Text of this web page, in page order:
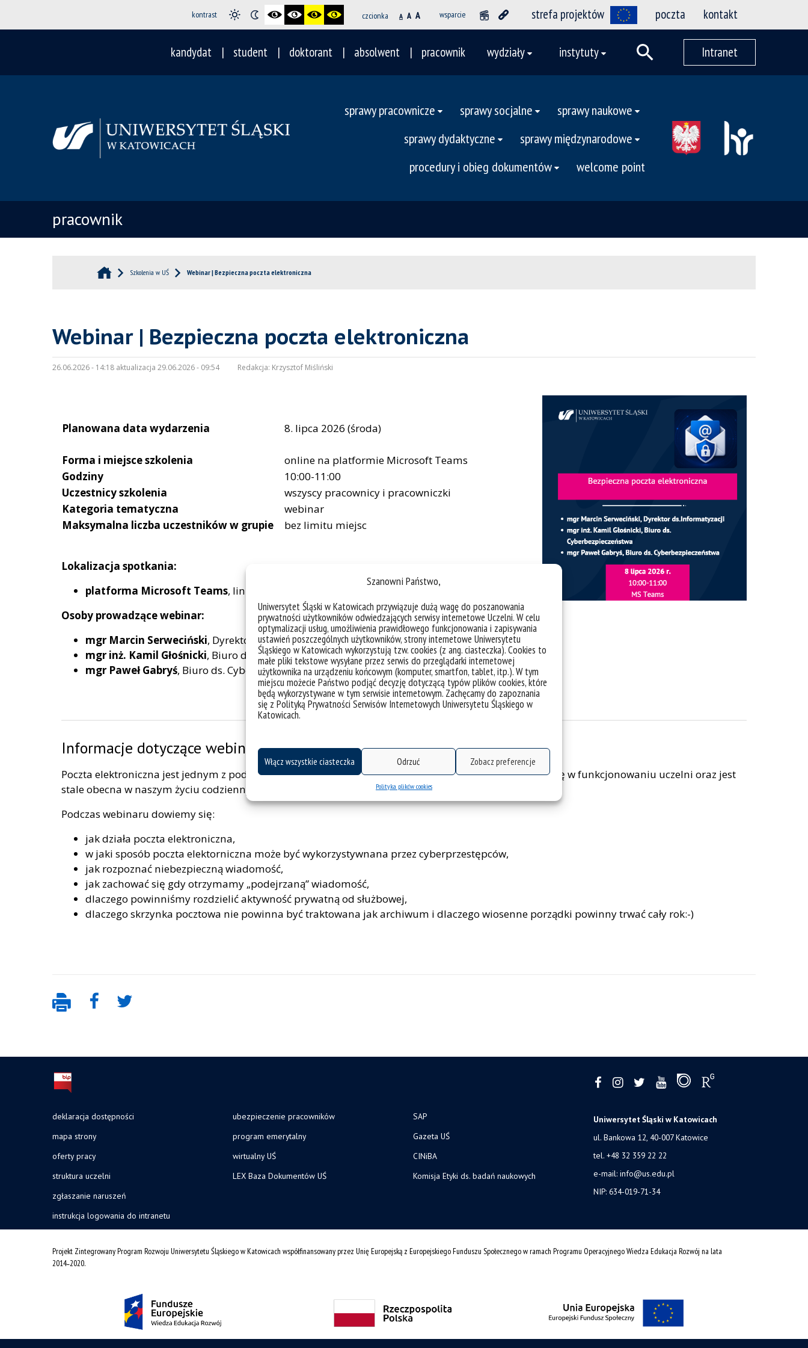
Szanowni Państwo,
Uniwersytet Śląski w Katowicach przywiązuje dużą wagę do poszanowania
prywatności użytkowników odwiedzających serwisy internetowe Uczelni. W celu
optymalizacji usług, umożliwienia prawidłowego funkcjonowania i zapisywania
ustawień poszczególnych użytkowników, strony internetowe Uniwersytetu
Śląskiego w Katowicach wykorzystują tzw. cookies (z ang. ciasteczka). Cookies to
małe pliki tekstowe wysyłane przez serwis do przeglądarki internetowej
użytkownika na urządzeniu końcowym (komputer, smartfon, tablet, itp.). W tym
miejscu możecie Państwo podjąć decyzję dotyczącą typów plików cookies, które
będą wykorzystywane w tym serwisie internetowym. Zachęcamy do zapoznania
się z Polityką Prywatności Serwisów Internetowych Uniwersytetu Śląskiego w
Katowicach.
Włącz wszystkie ciasteczka Odrzuć Zobacz preferencje
Polityka plików cookies
kontrast czcionka A A A wsparcie strefa projektów poczta kontakt
kandydat student doktorant absolwent pracownik wydziały instytuty Intranet
sprawy pracownicze sprawy socjalne
sprawy naukowe
sprawy dydaktyczne
sprawy międzynarodowe
procedury i obieg dokumentów
welcome point
pracownik
Szkolenia w UŚ Webinar | Bezpieczna poczta elektroniczna
Webinar | Bezpieczna poczta elektroniczna
26.06.2026 - 14:18 aktualizacja 29.06.2026 - 09:54 Redakcja: Krzysztof Miśliński
Planowana data wydarzenia 8. lipca 2026 (środa)
Forma i miejsce szkolenia
online na platformie Microsoft Teams
Godziny
10:00-11:00
Uczestnicy szkolenia
wszyscy pracownicy i pracowniczki
Kategoria tematyczna
webinar
Maksymalna liczba uczestników w grupie
bez limitu miejsc
Lokalizacja spotkania:
platforma Microsoft Teams, link do spotkania:
Spotkanie na platformie Teams
Osoby prowadzące webinar:
mgr Marcin Serweciński, Dyrektor ds. Informatyzacji
mgr inż. Kamil Głośnicki, Biuro ds. Cyberbezpieczeństwa
mgr Paweł Gabryś, Biuro ds. Cyberbezpieczeństwa
Informacje dotyczące webinaru
Poczta elektroniczna jest jednym z podstawowych narzędzi do komunikacji, dlatego pełni tak istotną rolę w funkcjonowaniu uczelni oraz jest
stale obecna w naszym życiu codziennym.
Podczas webinaru dowiemy się:
jak działa poczta elektroniczna,
w jaki sposób poczta elektorniczna może być wykorzystywnana przez cyberprzestępców,
jak rozpoznać niebezpieczną wiadomość,
jak zachować się gdy otrzymamy „podejrzaną” wiadomość,
dlaczego powinniśmy rozdzielić aktywność prywatną od służbowej,
dlaczego skrzynka pocztowa nie powinna być traktowana jak archiwum i dlaczego wiosenne porządki powinny trwać cały rok:-)
deklaracja dostępności
mapa strony
oferty pracy
struktura uczelni
zgłaszanie naruszeń
instrukcja logowania do intranetu
ubezpieczenie pracowników
program emerytalny
wirtualny UŚ
LEX Baza Dokumentów UŚ
SAP
Gazeta UŚ
CINiBA
Komisja Etyki ds. badań naukowych
Uniwersytet Śląski w Katowicach
ul. Bankowa 12, 40-007 Katowice
tel. +48 32 359 22 22
e-mail: info@us.edu.pl
NIP: 634-019-71-34
Projekt Zintegrowany Program Rozwoju Uniwersytetu Śląskiego w Katowicach współfinansowany przez Unię Europejską z Europejskiego Funduszu Społecznego w ramach Programu Operacyjnego Wiedza Edukacja Rozwój na lata
2014˗2020.